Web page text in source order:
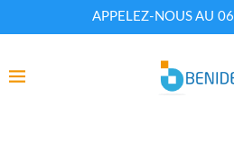
APPELEZ-NOUS AU